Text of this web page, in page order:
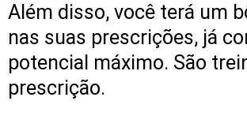
Além disso, você terá um
nas suas prescrições, já
potencial máximo. São
prescrição.